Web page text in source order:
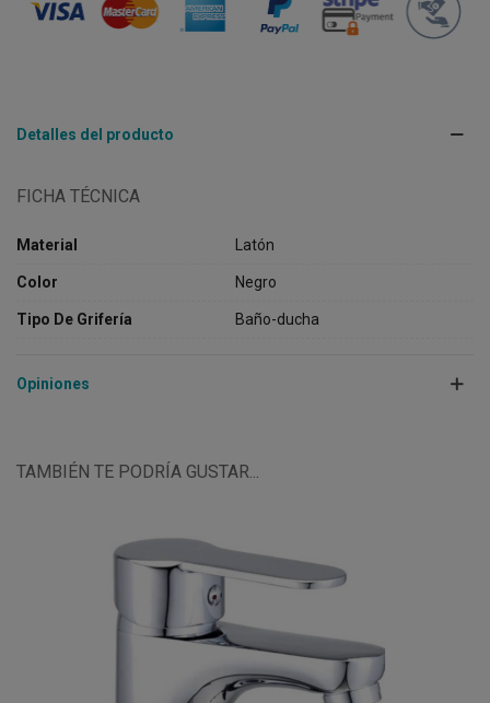
Detalles del producto
FICHA TÉCNICA
Material Latón
Color Negro
Tipo De Grifería Baño-ducha
Opiniones
TAMBIÉN TE PODRÍA GUSTAR...